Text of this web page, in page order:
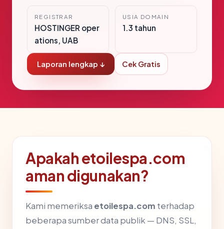
REGISTRAR
HOSTINGER oper
ations, UAB
USIA DOMAIN
1.3 tahun
Laporan lengkap ↓ Cek Gratis
Apakah etoilespa.com
aman digunakan?
Kami memeriksa etoilespa.com terhadap
beberapa sumber data publik — DNS, SSL,